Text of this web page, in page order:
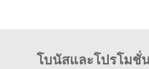
โบนัสและโปรโมชั่